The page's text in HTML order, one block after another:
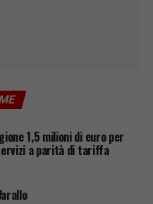
1,5 milioni di euro per
a parità di tariffa